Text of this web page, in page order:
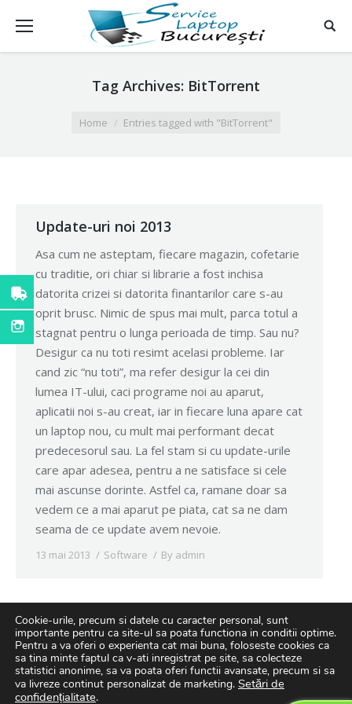
Tag Archives: BitTorrent
Home Entries tagged with "BitTorrent"
Update-uri noi 2013
Asa cum ne asteptam, fiecare magazin, cofetarie
cu traditie, ori chiar si librarie a fost inchisa
datorita crizei si datorita finantarilor care s-au
oprit brusc. Nimic de spus mai mult, parca totul a
stagnat pentru o lunga perioada de timp. Sau nu?
Desigur ca nu toti resimt acelasi probleme. Iar
cand zic “nu toti”, ma refer desigur la cei din
lumea IT-ului, caci programe noi au aparut,
aplicatii noi s-au creat, iar in fiecare luna apare cat
un laptop nou, cu mult mai performant decat
predecesorul sau. La fel stam si cu update-urile
care apar adesea, pentru a ne satisface si cele
mai ascunse dorinte. Astfel ca, ramane doar sa
vedem ce a mai aparut pe piata, cat sa ne dam
seama de ce update avem nevoie.
13 mai 2013 Software By admin
Cookie-urile, precum si datele cu caracter personal, sunt
importante pentru ca site-ul sa poata functiona in conditii optime.
Pentru a va oferi o experienta cat mai buna, foloseste cookies ca
sa tina minte faptul ca v-ati inregistrat pe site, sa colecteze
statistici anonime, sa va poata oferi functii avansate, precum si sa
va livreze continut personalizat de marketing. Setări de
confidențialitate.